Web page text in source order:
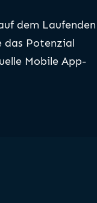
dem Laufenden
das Potenzial
Mobile App-